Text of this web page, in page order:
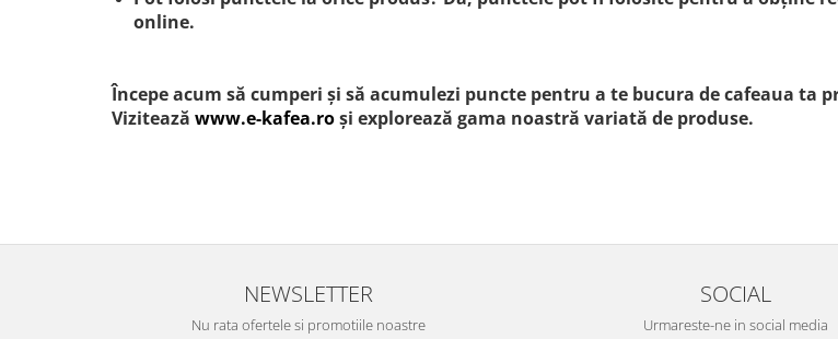
online.
Începe acum să cumperi și să acumulezi puncte pentru a te bucura de cafeaua ta
Vizitează www.e-kafea.roși explorează gama noastră variată de produse.
NEWSLETTER
Nu rata ofertele si promotiile noastre
SOCIAL
Urmareste-ne in social media